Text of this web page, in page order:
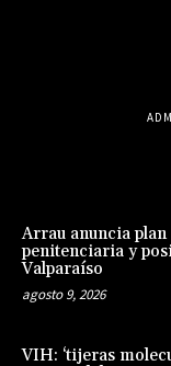
Arrau anuncia
penitenciaria y
Valparaíso
agosto 9, 2026
VIH: ‘tijeras